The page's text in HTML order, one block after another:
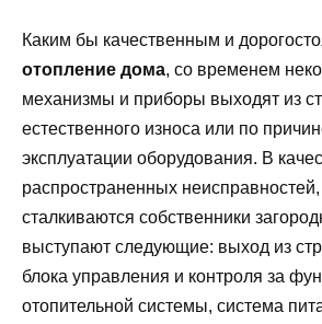
Каким бы качественным и
отопление дома, со временем
механизмы и приборы выходят из
естественного износа или по
эксплуатации оборудования. В
распространенных
сталкиваются собственники
выступают следующие: выход из
блока управления и контроля за
отопительной системы, система